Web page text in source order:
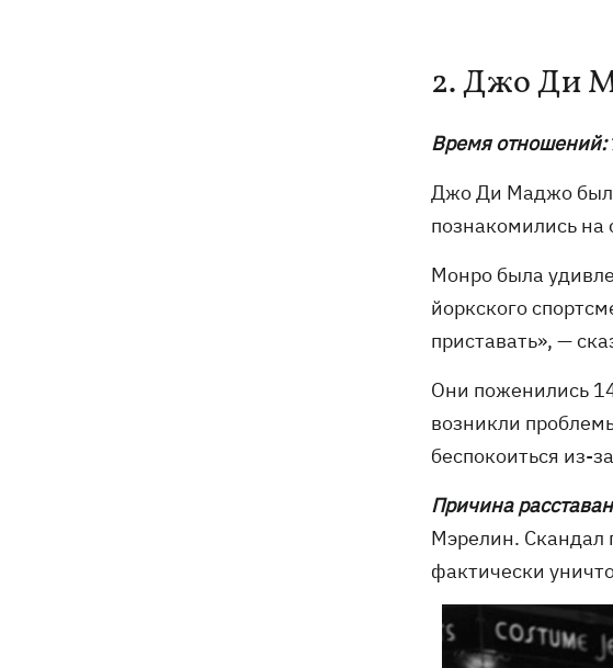
2. Джо Ди
Время отношений:
Джо Ди Маджо был
познакомились
Монро была
йоркского
приставать», —
Они поженились
возникли
беспокоиться из-
Причина
Мэрелин. Скандал
фактически